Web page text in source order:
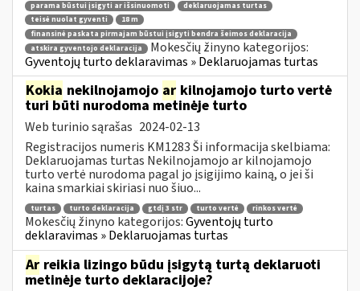
parama būstui įsigyti ar išsinuomoti
deklaruojamas turtas
teisė nuolat gyventi
18 m
finansinė paskata pirmajam būstui įsigyti bendra šeimos deklaracija
atskira gyventojo deklaracija
Mokesčių žinyno kategorijos:
Gyventojų turto deklaravimas » Deklaruojamas turtas
Kokia nekilnojamojo ar kilnojamojo turto vertė
turi būti nurodoma metinėje turto
Web turinio sąrašas 2024-02-13
Registracijos numeris KM1283 Ši informacija skelbiama:
Deklaruojamas turtas Nekilnojamojo ar kilnojamojo
turto vertė nurodoma pagal jo įsigijimo kainą, o jei ši
kaina smarkiai skiriasi nuo šiuo...
turtas turto deklaracija gtdį 3 str turto vertė rinkos vertė
Mokesčių žinyno kategorijos:Gyventojų turto
deklaravimas » Deklaruojamas turtas
Ar reikia lizingo būdu įsigytą turtą deklaruoti
metinėje turto deklaracijoje?